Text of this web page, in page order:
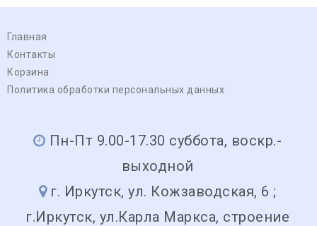
Главная
Контакты
Корзина
Политика обработки персональных данных
Пн-Пт 9.00-17.30 суббота, воскр.-
выходной
г. Иркутск, ул. Кожзаводская, 6 ;
г.Иркутск, ул.Карла Маркса, строение